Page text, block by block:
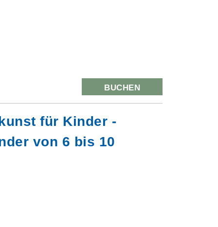
BUCHEN
für Kinder -
von 6 bis 10